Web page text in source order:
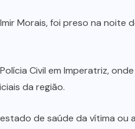
Morais, foi preso na noite
Civil em Imperatriz,
da região.
de saúde da vítima ou